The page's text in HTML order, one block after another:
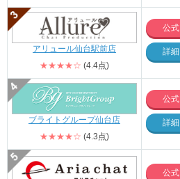
アリュール仙台駅前店
★★★★☆ (4.4点)
公式
詳細
ブライトグループ仙台店
★★★★☆ (4.3点)
公式
詳細
公式